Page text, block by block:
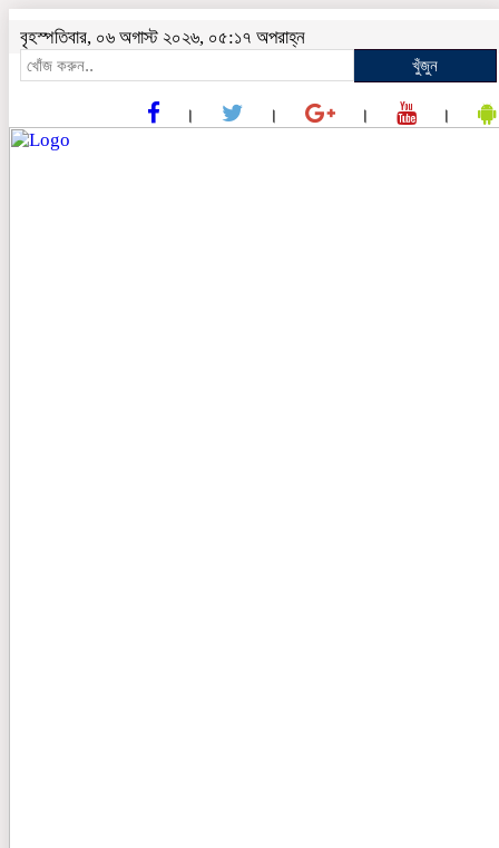
বৃহস্পতিবার, ০৬ অগাস্ট ২০২৬, ০৫:১৭ অপরাহ্ন
খুঁজুন